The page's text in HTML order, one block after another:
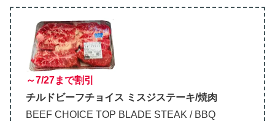
～7/27まで割引
チルドビーフチョイス ミスジステーキ/焼肉
BEEF CHOICE TOP BLADE STEAK / BBQ